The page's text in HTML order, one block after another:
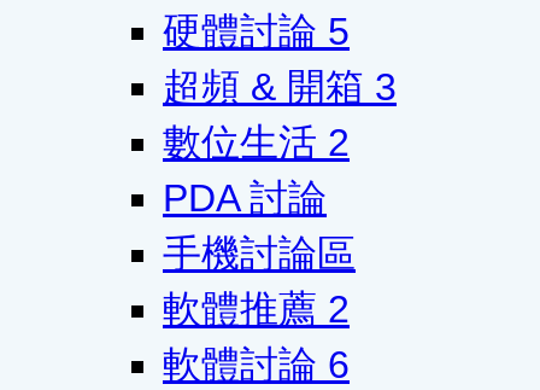
硬體討論 5
超頻 & 開箱 3
數位生活 2
PDA 討論
手機討論區
軟體推薦 2
軟體討論 6